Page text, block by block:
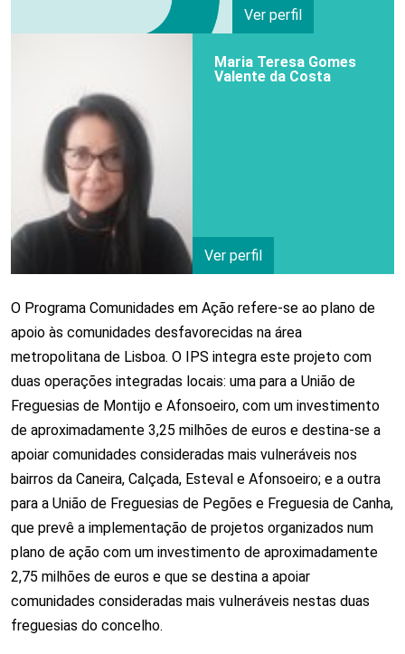
Ver perfil
Maria Teresa Gomes
Valente da Costa
Ver perfil
O Programa Comunidades em Ação refere-se ao plano de
apoio às comunidades desfavorecidas na área
metropolitana de Lisboa. O IPS integra este projeto com
duas operações integradas locais: uma para a União de
Freguesias de Montijo e Afonsoeiro, com um investimento
de aproximadamente 3,25 milhões de euros e destina-se a
apoiar comunidades consideradas mais vulneráveis nos
bairros da Caneira, Calçada, Esteval e Afonsoeiro; e a outra
para a União de Freguesias de Pegões e Freguesia de Canha,
que prevê a implementação de projetos organizados num
plano de ação com um investimento de aproximadamente
2,75 milhões de euros e que se destina a apoiar
comunidades consideradas mais vulneráveis nestas duas
freguesias do concelho.